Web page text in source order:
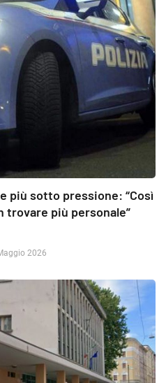
più sotto pressione: “Così
trovare più personale”
2026